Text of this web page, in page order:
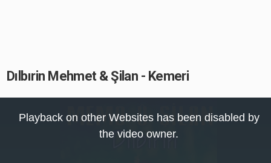
Dılbırin Mehmet & Şilan - Kemeri
Playback on other Websites has been disabled by
the video owner.